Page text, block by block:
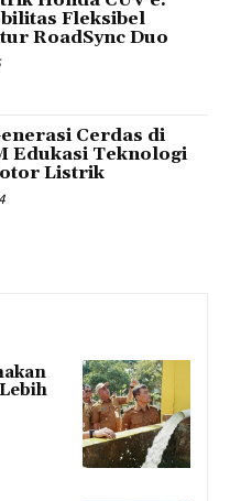
Fleksibel
RoadSync Duo
Cerdas di
Edukasi Teknologi
Listrik